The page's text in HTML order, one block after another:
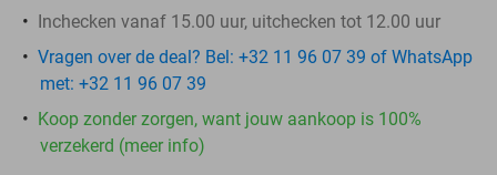
Inchecken vanaf 15.00 uur, uitchecken tot 12.00 uur
Vragen over de deal? Bel: +32 11 96 07 39 of WhatsApp
met: +32 11 96 07 39
Koop zonder zorgen, want jouw aankoop is 100%
verzekerd (meer info)